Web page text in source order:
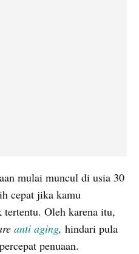
mulai muncul di usia 30
cepat jika kamu
tertentu. Oleh karena itu,
anti aging, hindari pula
penuaan.